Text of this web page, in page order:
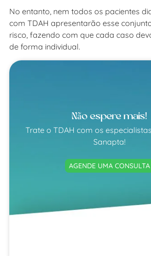
No entanto, nem todos os pacientes
com TDAH apresentarão esse
risco, fazendo com que cada caso
de forma individual.
Não espere mais!
Trate o TDAH com os
Sanapta!
AGENDE UMA CONSULTA